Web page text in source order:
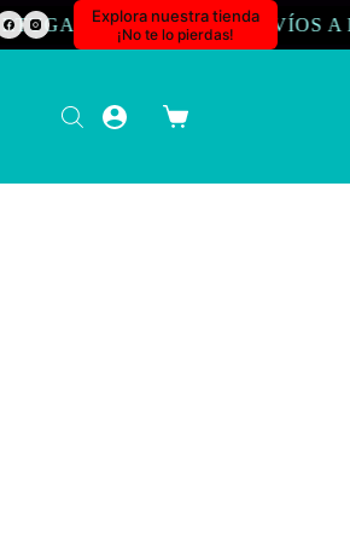
ENVÍOS A
Explora nuestra tienda
¡No te lo pierdas!
Carro